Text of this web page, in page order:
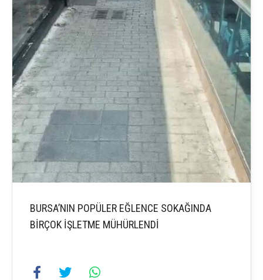
BURSA’NIN POPÜLER EĞLENCE SOKAĞINDA
BİRÇOK İŞLETME MÜHÜRLENDİ